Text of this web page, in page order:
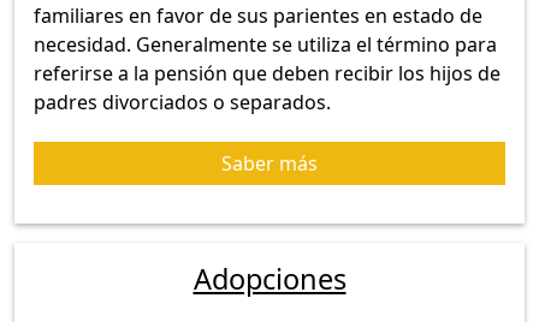
familiares en favor de sus parientes en estado de
necesidad. Generalmente se utiliza el término para
referirse a la pensión que deben recibir los hijos de
padres divorciados o separados.
Saber más
Adopciones